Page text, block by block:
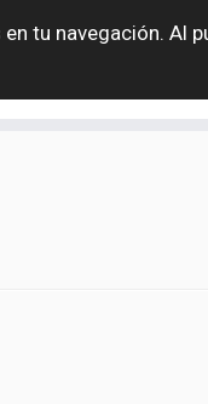
Rep. Checa
tu navegación. Al